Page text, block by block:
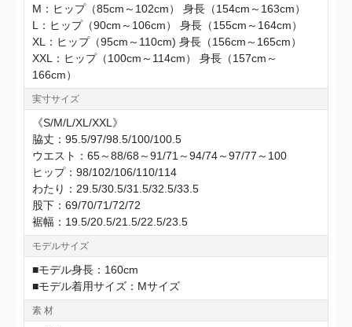
M：ヒップ（85cm～102cm） 身長（154cm～163cm）
L：ヒップ（90cm～106cm） 身長（155cm～164cm）
XL：ヒップ（95cm～110cm) 身長（156cm～165cm）
XXL：ヒップ（100cm～114cm） 身長（157cm～
166cm）
実寸サイズ
《S/M/L/XL/XXL》
脇丈：95.5/97/98.5/100/100.5
ウエスト：65～88/68～91/71～94/74～97/77～100
ヒップ：98/102/106/110/114
わたり：29.5/30.5/31.5/32.5/33.5
股下：69/70/71/72/72
裾幅：19.5/20.5/21.5/22.5/23.5
モデルサイズ
■モデル身長：160cm
■モデル着用サイズ：Mサイズ
素 材